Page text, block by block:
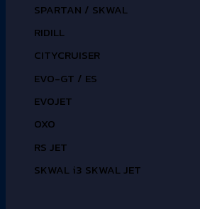
SPARTAN / SKWAL
RIDILL
CITYCRUISER
EVO-GT / ES
EVOJET
OXO
RS JET
SKWAL i3 SKWAL JET